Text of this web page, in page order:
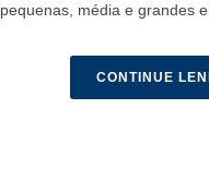
pequenas, média e grandes
CONTINUE